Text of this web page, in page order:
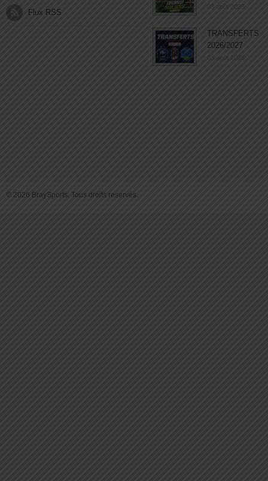
Flux RSS
03 août 2026
TRANSFERTS
2026/2027
03 août 2026
© 2026 BraySports. Tous droits reservés.